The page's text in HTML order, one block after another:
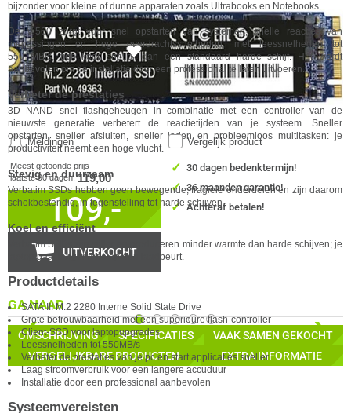
❮ ❯
50x
Meest getoonde prijs
laatste 90 dagen:119,00
109,-
UITVERKOCHT
✓ 30 dagen bedenktermijn!
✓ 36 maanden garantie!
✓ Achteraf betalen!
Vergelijk product
Meldingen
GA NAAR
OMSCHRIJVING SPECIFICATIES
VAAK SAMEN GEKOCHT
VERGELIJKBARE PRODUCTEN
EXTRA INFORMATIE
bijzonder voor kleine of dunne apparaten zoals Ultrabooks en Notebooks.
De Vi560 zorgt voor snel opstarten van systemen, snelle reacties van
toepassingen en hoge overdrachtssnelheden, met leessnelheden tot
550 MB/s, tien keer sneller dan een standaard harde schijf. Het wordt
aanbevolen om de installatie door een professional te laten uitvoeren.
Verbeter de prestaties
3D NAND snel flashgeheugen in combinatie met een controller van de
nieuwste generatie verbetert de reactietijden van je systeem. Sneller
opstarten, sneller afsluiten, sneller laden en probleemloos multitasken: je
productiviteit neemt een hoge vlucht.
Stevig en duurzaam
VerbatimSSDs hebben geen bewegende, fragiele onderdelen en zijn daarom
schokbestendig, in tegenstelling tot harde schijven.
Koel en efficiënt
VerbatimSSDs zijn stiller en produceren minder warmte dan harde schijven; je
laptop gaat langer mee op één laadbeurt.
Productdetails
SATA III M.2 2280 Interne Solid State Drive
Grote betrouwbaarheid met een superieure flash-controller
Client-SSD voor laptopupgrades
Leessnelheden tot 550MB/s
Verbeter de prestaties van je pc en start applicaties sneller
Laag stroomverbruik voor een langere accuduur
Installatie door een professional aanbevolen
Systeemvereisten